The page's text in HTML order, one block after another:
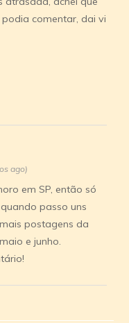
comentar, dai vi
ago)
em SP, então só
passo uns
postagens da
e junho.